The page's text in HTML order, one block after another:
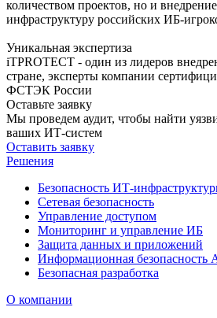
количеством проектов, но и
инфраструктуру российских ИБ-
Уникальная экспертиза
iTPROTECT - один из лидеров
стране, эксперты компании
ФСТЭК России
Оставьте заявку
Мы проведем аудит, чтобы найти
ваших ИТ-систем
Оставить заявку
Решения
Безопасность ИТ-
Сетевая безопасность
Управление доступом
Мониторинг и управление ИБ
Защита данных и приложений
Информационная
Безопасная разработка
О компании